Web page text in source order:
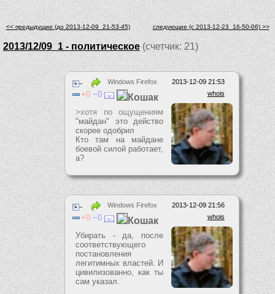
<< предыдущие (до 2013-12-09_21-53-45) следующие (c 2013-12-23_16-50-06) >>
2013/12/09_1 - политическое(счетчик: 21)
2013-12-09 21:53
Windows Firefox
whois
0 0 Кошак
>хотя по ощущениям
"майдан" это действо
скорее одобрил
Кто там на майдане
боевой силой работает,
а?
2013-12-09 21:56
Windows Firefox
whois
0 0 Кошак
Убирать - да, после
соответствующего
постановления
легитимных властей. И
цивилизованно, как ты
сам указал.